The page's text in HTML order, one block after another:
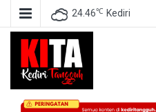
24.46℃ Kediri
Berita Akurat Terpercaya